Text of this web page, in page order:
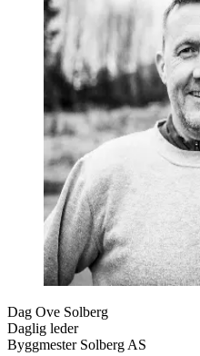
Dag Ove Solberg
Daglig leder
Byggmester Solberg AS